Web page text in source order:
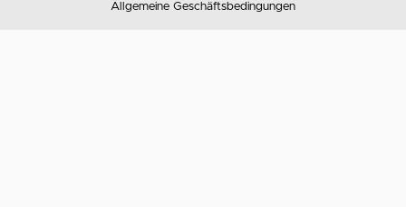
Allgemeine Geschäftsbedingungen